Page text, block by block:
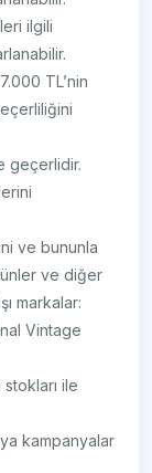
ilgili
TL’nin
geçerlidir.
ve bununla
ve diğer
markalar:
Vintage
ile
kampanyalar